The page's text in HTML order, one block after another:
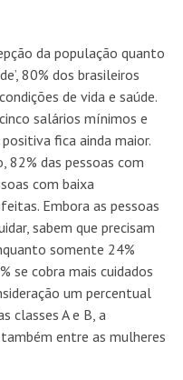
da população quanto
80% dos brasileiros
de vida e saúde.
salários mínimos e
fica ainda maior.
82% das pessoas com
com baixa
Embora as pessoas
sabem que precisam
somente 24%
se cobra mais cuidados
um percentual
classes A e B, a
entre as mulheres